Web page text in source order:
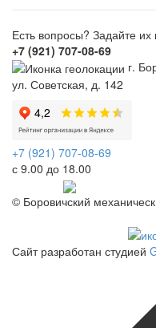
Есть вопросы? Задайте
+7 (921) 707-08-69
г.
ул. Советская, д. 142
+7 (921) 707-08-69
с 9.00 до 18.00
© Боровичский
Сайт разработан студией